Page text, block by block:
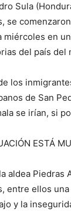
Sula
se
miércoles en
del país del
los
de San
se irían, si
ESTÁ
aldea Piedras
entre ellos
y la